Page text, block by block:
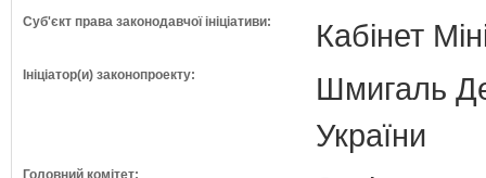
Суб'єкт права законодавчої ініціативи: Кабінет
Ініціатор(и) законопроекту:
Шмигаль
України
Головний комітет: